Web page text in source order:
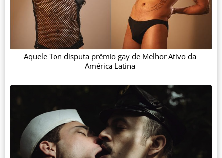
Aquele Ton disputa prêmio gay de Melhor Ativo da
América Latina